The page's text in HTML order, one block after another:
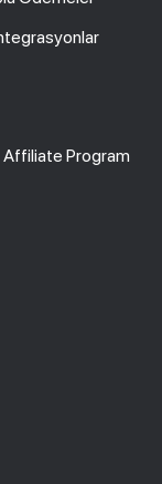
Affiliate Program